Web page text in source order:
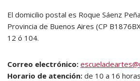
El domicilio postal es Roque Sáenz
Provincia de Buenos Aires (CP
12 ó 104.
Correo electrónico:
Horario de atención: de 10 a 16